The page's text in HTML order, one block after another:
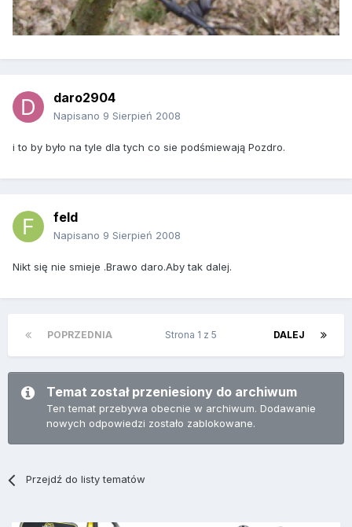
daro2904
Napisano 9 Sierpień 2008
i to by było na tyle dla tych co sie podśmiewają Pozdro.
feld
Napisano 9 Sierpień 2008
Nikt się nie smieje .Brawo daro.Aby tak dalej.
POPRZEDNIA DALEJ
Strona 1 z 5
Temat został przeniesiony do archiwum
Ten temat przebywa obecnie w archiwum. Dodawanie
nowych odpowiedzi zostało zablokowane.
Przejdź do listy tematów